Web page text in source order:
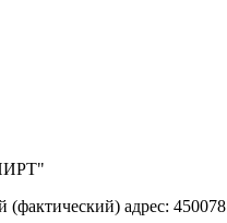
адрес: 450078